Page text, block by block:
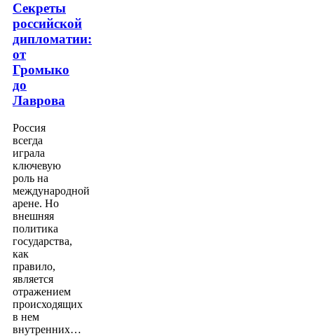
Секреты
российской
дипломатии:
от
Громыко
до
Лаврова
Россия
всегда
играла
ключевую
роль на
международной
арене. Но
внешняя
политика
государства,
как
правило,
является
отражением
происходящих
в нем
внутренних…